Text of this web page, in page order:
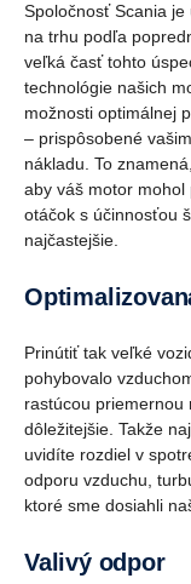
Spoločnosť Scania
na trhu podľa
veľká časť tohto
technológie našich
možnosti optimálnej
– prispôsobené
nákladu. To
aby váš motor
otáčok s účinnosťou
najčastejšie.
Prinútiť tak veľké
pohybovalo
rastúcou
dôležitejšie. Takže
uvidíte rozdiel v
odporu vzduchu,
ktoré sme dosiahli
Valivý odpor